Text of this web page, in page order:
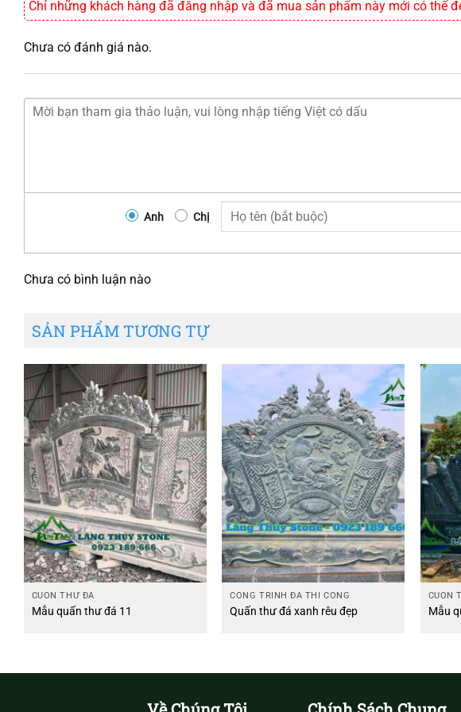
Chỉ những khách hàng đã đăng nhập và đã mua sản phẩm này mới có thể
Chưa có đánh giá nào.
Anh Chị
Chưa có bình luận nào
SẢN PHẨM TƯƠNG TỰ
CUỐN THƯ ĐÁ
Mẫu quấn thư đá 11
CÔNG TRÌNH ĐÃ THI CÔNG
Quấn thư đá xanh rêu đẹp
CUỐN
Mẫu